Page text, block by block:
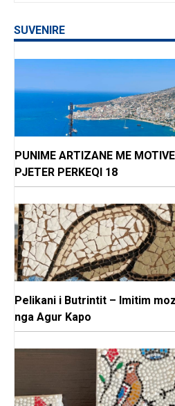
SUVENIRE
PUNIME ARTIZANE ME
PJETER PERKEQI 18
Pelikani i Butrintit – Imitim
nga Agur Kapo